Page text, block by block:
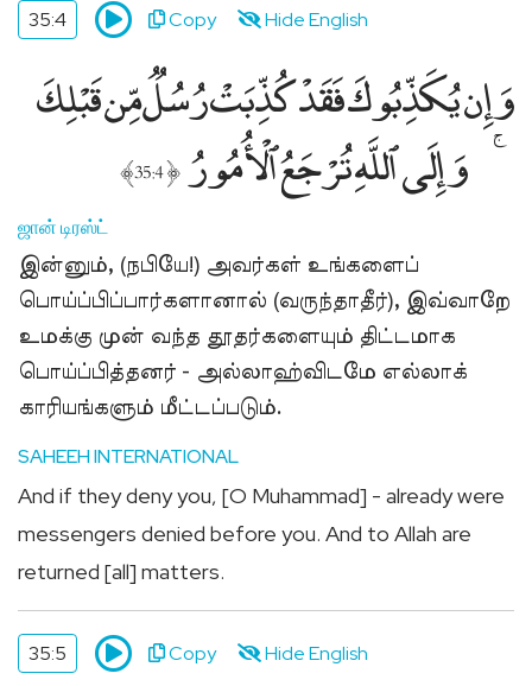
35:4 Copy Hide English
وَإِن يُكَذِّبُوكَ فَقَدْ كُذِّبَتْ رُسُلٌۭ مِّن قَبْلِكَ
وَإِلَى ٱللَّهِ تُرْجَعُ ٱلْأُمُورُ﴿35:4﴾
ஜான் டிரஸ்ட்
இன்னும், (நபியே!) அவர்கள் உங்களைப்
பொய்ப்பிப்பார்களானால் (வருந்தாதீர்), இவ்வாறே
உமக்கு முன் வந்த தூதர்களையும் திட்டமாக
பொய்ப்பித்தனர் - அல்லாஹ்விடமே எல்லாக்
காரியங்களும் மீட்டப்படும்.
SAHEEH INTERNATIONAL
And if they deny you, [O Muhammad] - already were
messengers denied before you. And to Allah are
returned [all] matters.
35:5 Copy Hide English